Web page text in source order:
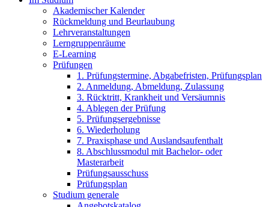
Akademischer Kalender
Rückmeldung und Beurlaubung
Lehrveranstaltungen
Lerngruppenräume
E-Learning
Prüfungen
1. Prüfungstermine, Abgabefristen, Prüfungsplan
2. Anmeldung, Abmeldung, Zulassung
3. Rücktritt, Krankheit und Versäumnis
4. Ablegen der Prüfung
5. Prüfungsergebnisse
6. Wiederholung
7. Praxisphase und Auslandsaufenthalt
8. Abschlussmodul mit Bachelor- oder
Masterarbeit
Prüfungsausschuss
Prüfungsplan
Studium generale